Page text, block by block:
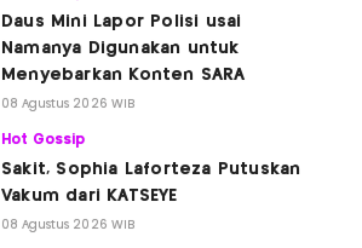
Daus Mini Lapor Polisi usai
Namanya Digunakan untuk
Menyebarkan Konten SARA
08 Agustus 2026 WIB
Hot Gossip
Sakit, Sophia Laforteza Putuskan
Vakum dari KATSEYE
08 Agustus 2026 WIB